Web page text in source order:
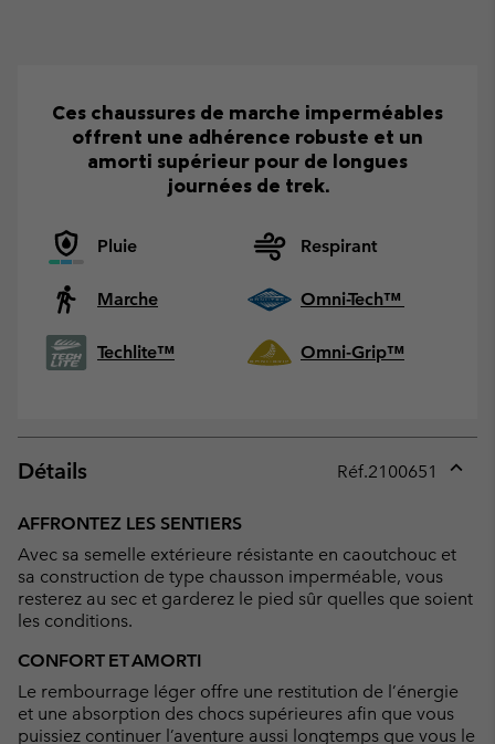
Ces chaussures de marche imperméables
offrent une adhérence robuste et un
amorti supérieur pour de longues
journées de trek.
Pluie Respirant
Marche Omni-Tech™
Techlite™ Omni-Grip™
Détails Réf.2100651
AFFRONTEZ LES SENTIERS
Avec sa semelle extérieure résistante en caoutchouc et
sa construction de type chausson imperméable, vous
resterez au sec et garderez le pied sûr quelles que soient
les conditions.
CONFORT ET AMORTI
Le rembourrage léger offre une restitution de l’énergie
et une absorption des chocs supérieures afin que vous
puissiez continuer l’aventure aussi longtemps que vous le